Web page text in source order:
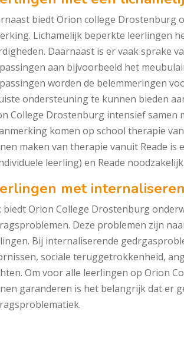
biedt Orion college Drostenburg
Lichamelijk beperkte leerlingen
Daarnaast is er vaak sprake
aan bijvoorbeeld het
worden de belemmeringen
ondersteuning te kunnen bieden
College Drostenburg intensief samen
komen op school therapie
maken van therapie vanuit Reade
leerling) en Reade noodzakelijk.
met
biedt Orion College Drostenburg
Deze problemen zijn
Bij internaliserende
sociale teruggetrokkenheid,
Om voor alle leerlingen op Orion
garanderen is het belangrijk dat er